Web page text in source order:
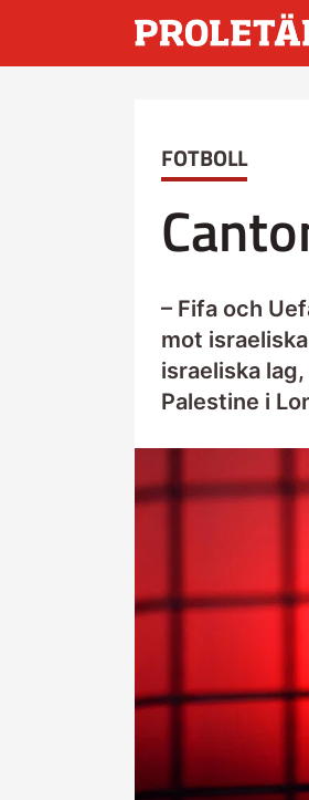
FOTBOLL
– Fifa och
mot
israeliska
Palestine i